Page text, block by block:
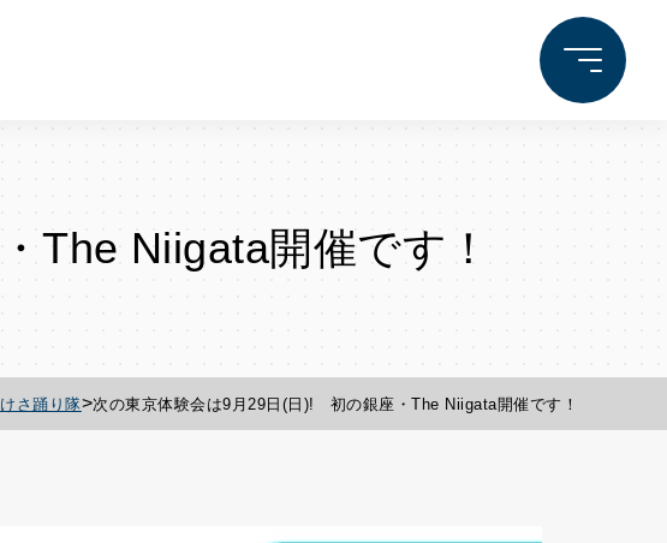
The Niigata開催です！
さ踊り隊>次の東京体験会は9月29日(日)! 初の銀座・The Niigata開催です！